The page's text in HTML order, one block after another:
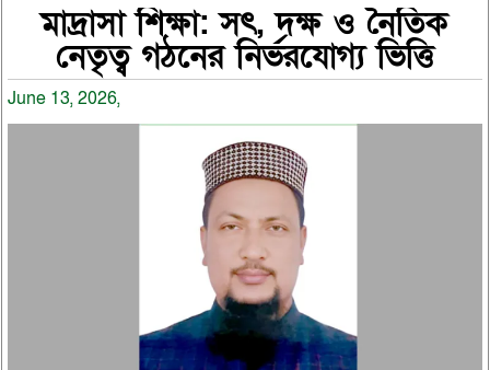
মাদ্রাসা শিক্ষা: সৎ, দক্ষ ও নৈতিক
নেতৃত্ব গঠনের নির্ভরযোগ্য ভিত্তি
June 13, 2026,